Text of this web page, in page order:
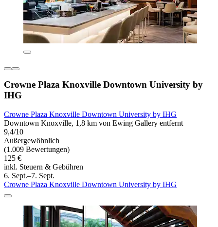
Crowne Plaza Knoxville Downtown University by
IHG
Crowne Plaza Knoxville Downtown University by IHG
Downtown Knoxville, 1,8 km von Ewing Gallery entfernt
9,4/10
Außergewöhnlich
(1.009 Bewertungen)
125 €
inkl. Steuern & Gebühren
6. Sept.–7. Sept.
Crowne Plaza Knoxville Downtown University by IHG